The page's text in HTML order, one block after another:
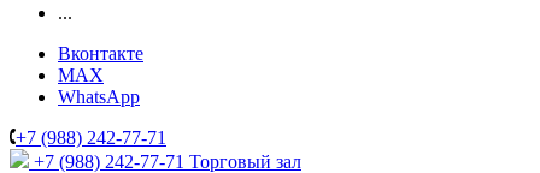
...
Вконтакте
MAX
WhatsApp
+7 (988) 242-77-71
+7 (988) 242-77-71 Торговый зал